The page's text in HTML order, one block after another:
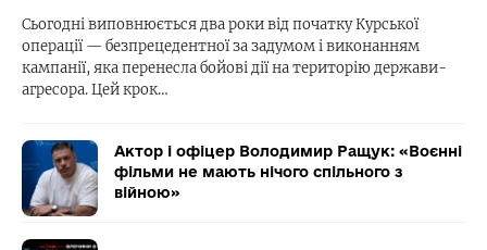
Сьогодні виповнюється два роки від початку Курської
операції — безпрецедентної за задумом і виконанням
кампанії, яка перенесла бойові дії на територію держави-
агресора. Цей крок…
Актор і офіцер Володимир Ращук: «Воєнні
фільми не мають нічого спільного з
війною»